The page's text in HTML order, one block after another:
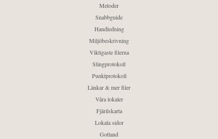
Metoder
Snabbguide
Handledning
Miljöbeskrivning
Viktigaste filerna
Slingprotokoll
Punktprotokoll
Länkar & mer filer
Våra lokaler
Fjärilskarta
Lokala sidor
Gotland